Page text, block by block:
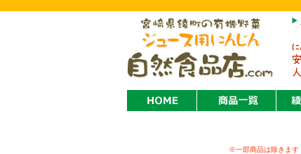
※一部商品は除きます